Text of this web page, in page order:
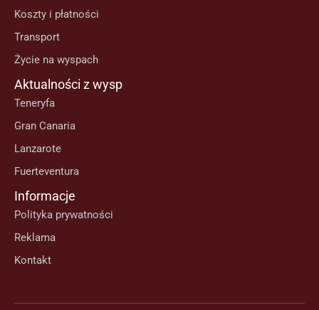
Koszty i płatności
Transport
Życie na wyspach
Aktualności z wysp
Teneryfa
Gran Canaria
Lanzarote
Fuerteventura
Informacje
Polityka prywatności
Reklama
Kontakt